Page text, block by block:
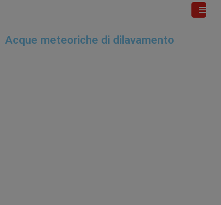
al
Acque meteoriche di dilavamento